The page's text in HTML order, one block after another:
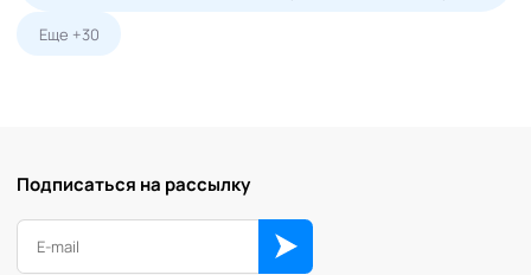
Еще +30
Подписаться на рассылку